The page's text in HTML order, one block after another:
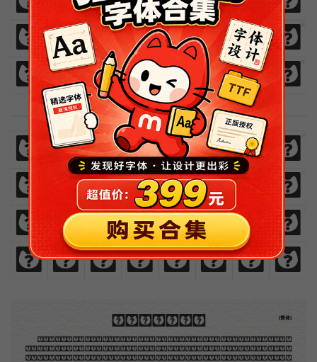
熱 愛
愛 與
與 執
執 著
著 時
時 間 裡
裡
閃 爍
爍 燦
燦 爛
爛 鮮
鮮 豔
豔 絢
絢 麗
麗
英文数字样例
A B C
C D E
E F
F G
G H
I J
J K
K L M
M N O P
0 1
1 2
2 3
3 4
4 5
5 6 7
8 9
9 !
! @
@ #
# $
$ , .
木刻创作法·序
地不问东西，凡木刻的图版，向来是画管画，刻管刻，印管印的。中国用得最早，而照例也久经衰
退；清光绪中，英人傅兰雅氏编印《格致汇编》，插图就已非中国刻工所能刻，精细的必需由英国运了
图版来。那就是所谓「木口木刻」，也即「复制木刻」，和用在编给印度人读的英文书，后来也就移给
(简体)